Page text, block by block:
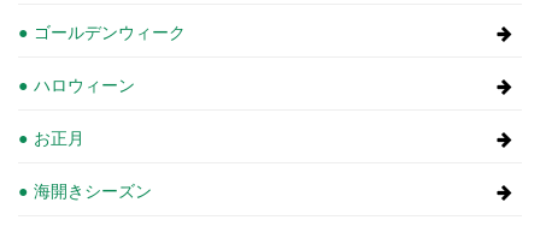
ゴールデンウィーク
ハロウィーン
お正月
海開きシーズン